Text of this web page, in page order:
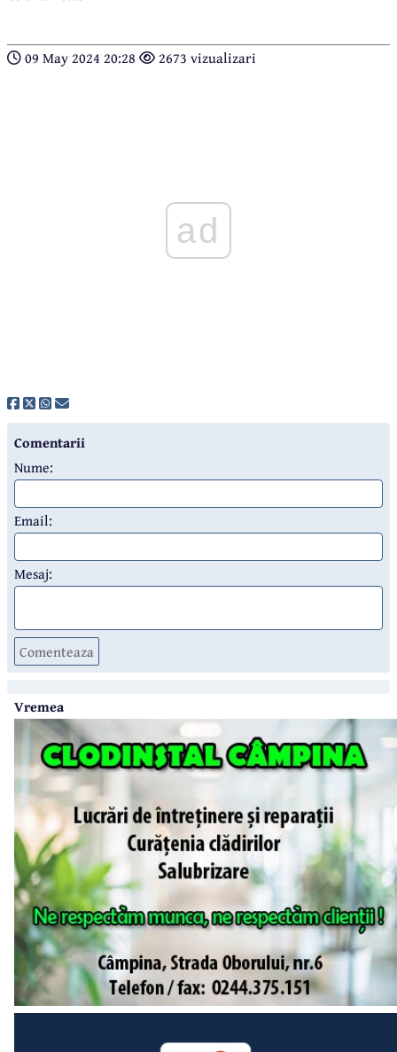
09 May 2024 20:28 2673 vizualizari
ad
Comentarii
Nume:
Email:
Mesaj:
Comenteaza
Vremea